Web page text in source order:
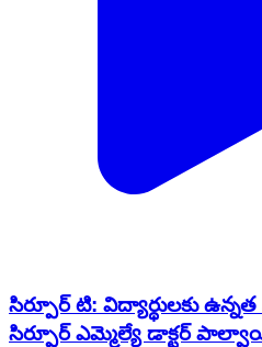
సిర్పూర్ టి: విద్యార్థులకు
సిర్పూర్ ఎమ్మెల్యే డాక్టర్